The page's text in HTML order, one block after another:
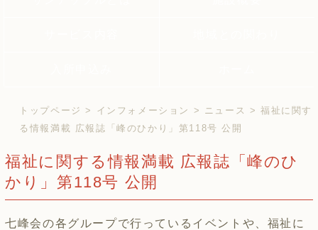
トップページ > インフォメーション > ニュース > 福祉に関す
る情報満載 広報誌「峰のひかり」第118号 公開
福祉に関する情報満載 広報誌「峰のひ
かり」第118号 公開
七峰会の各グループで行っているイベントや、福祉に